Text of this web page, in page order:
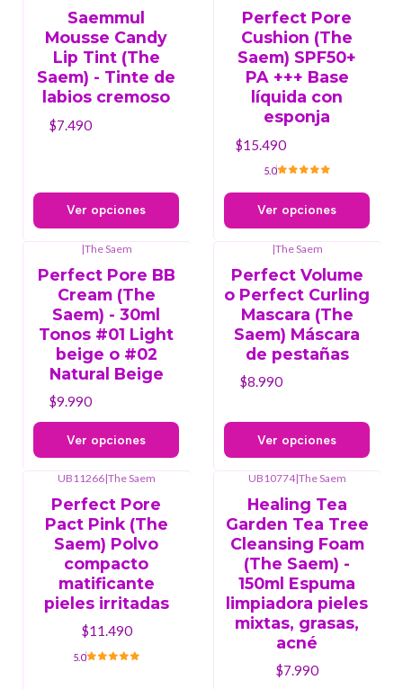
Saemmul
Mousse Candy
Lip Tint (The
Saem) - Tinte de
labios cremoso
$7.490
Ver opciones
Perfect Pore
Cushion (The
Saem) SPF50+
PA +++ Base
líquida con
esponja
$15.490
5.0
Ver opciones
|The Saem
Perfect Pore BB
Cream (The
Saem) - 30ml
Tonos #01 Light
beige o #02
Natural Beige
$9.990
Ver opciones
|The Saem
Perfect Volume
o Perfect Curling
Mascara (The
Saem) Máscara
de pestañas
$8.990
Ver opciones
UB11266|The Saem
Perfect Pore
Pact Pink (The
Saem) Polvo
compacto
matificante
pieles irritadas
$11.490
5.0
UB10774|The Saem
Healing Tea
Garden Tea Tree
Cleansing Foam
(The Saem) -
150ml Espuma
limpiadora pieles
mixtas, grasas,
acné
$7.990